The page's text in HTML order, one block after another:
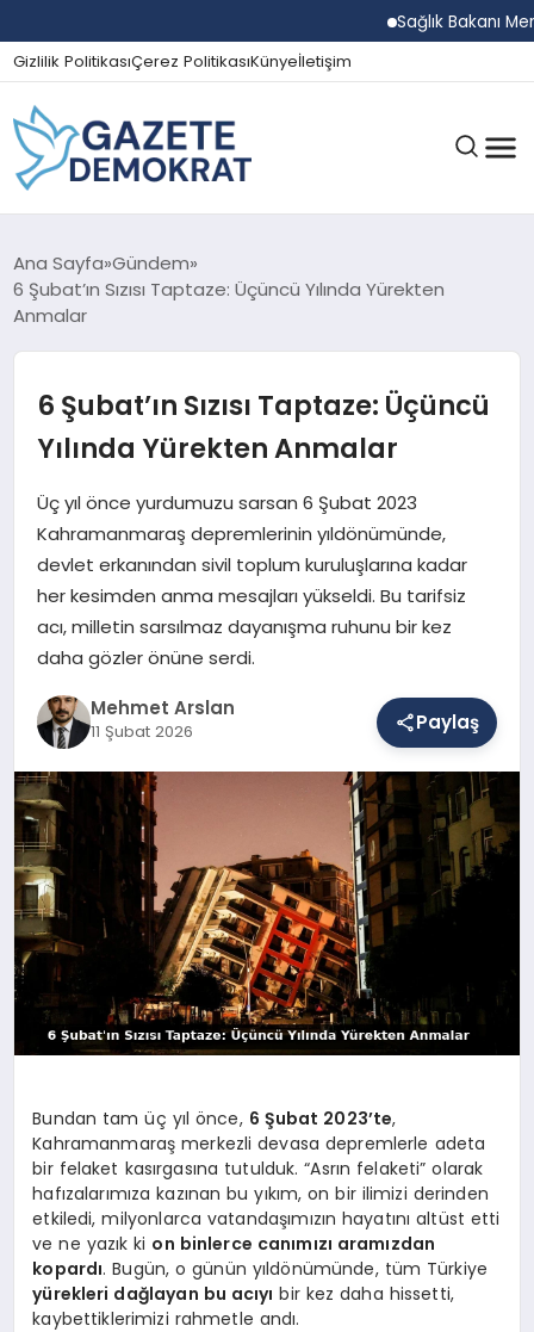
Sağlık Bakanı
Gizlilik PolitikasıÇerez PolitikasıKünyeİletişim
GÜNDEM
EKONOMI
SPOR
MAGAZIN
EĞITIM
DÜNYA
YAŞAM
Ana Sayfa Gündem
6 Şubat’ın Sızısı Taptaze: Üçüncü Yılında Yürekten
Anmalar
6 Şubat’ın Sızısı Taptaze: Üçüncü
Yılında Yürekten Anmalar
Üç yıl önce yurdumuzu sarsan 6 Şubat 2023
Kahramanmaraş depremlerinin yıldönümünde,
devlet erkanından sivil toplum kuruluşlarına kadar
her kesimden anma mesajları yükseldi. Bu tarifsiz
acı, milletin sarsılmaz dayanışma ruhunu bir kez
daha gözler önüne serdi.
Mehmet Arslan
11 Şubat 2026 Paylaş
Bundan tam üç yıl önce, 6 Şubat 2023’te,
Kahramanmaraş merkezli devasa depremlerle adeta
bir felaket kasırgasına tutulduk. “Asrın felaketi” olarak
hafızalarımıza kazınan bu yıkım, on bir ilimizi derinden
etkiledi, milyonlarca vatandaşımızın hayatını altüst etti
ve ne yazık ki on binlerce canımızı aramızdan
kopardı. Bugün, o günün yıldönümünde, tüm Türkiye
yürekleri dağlayan bu acıyı bir kez daha hissetti,
kaybettiklerimizi rahmetle andı.